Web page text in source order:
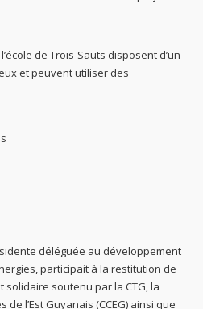
de Trois-Sauts disposent d’un
et peuvent utiliser des
déléguée au développement
participait à la restitution de
soutenu par la CTG, la
l’Est Guyanais (CCEG) ainsi que